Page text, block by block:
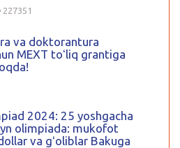
227351
va doktorantura
MEXT toʻliq grantiga
2024: 25 yoshgacha
olimpiada: mukofot
va gʻoliblar Bakuga